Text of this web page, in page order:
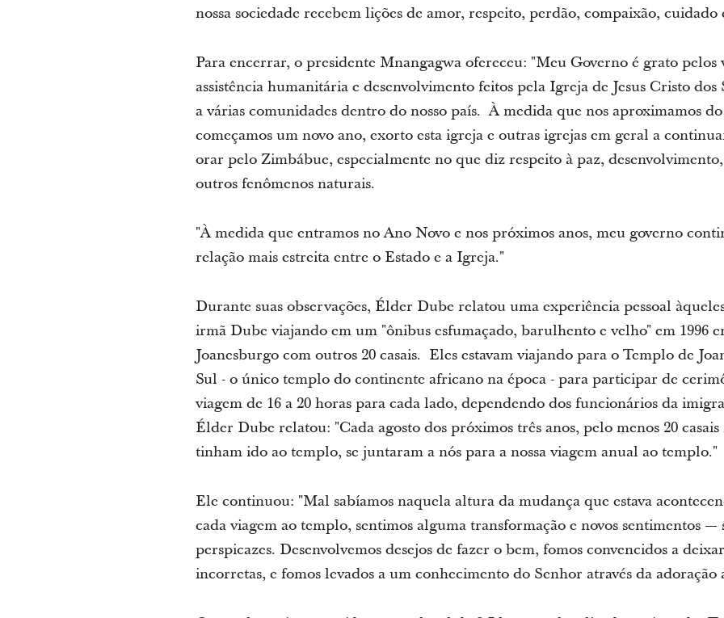
nossa sociedade recebem lições de amor, respeito, perdão, compaixão, cuidado
Para encerrar, o presidente Mnangagwa ofereceu: "Meu Governo é grato pelos
assistência humanitária e desenvolvimento feitos pela Igreja de Jesus Cristo
a várias comunidades dentro do nosso país. À medida que nos aproximamos
começamos um novo ano, exorto esta igreja e outras igrejas em geral a
orar pelo Zimbábue, especialmente no que diz respeito à paz,
outros fenômenos naturais.
"À medida que entramos no Ano Novo e nos próximos anos, meu governo
relação mais estreita entre o Estado e a Igreja."
Durante suas observações, Élder Dube relatou uma experiência pessoal
irmã Dube viajando em um "ônibus esfumaçado, barulhento e velho" em 1996
Joanesburgo com outros 20 casais. Eles estavam viajando para o Templo de
Sul - o único templo do continente africano na época - para participar de
viagem de 16 a 20 horas para cada lado, dependendo dos funcionários da
Élder Dube relatou: "Cada agosto dos próximos três anos, pelo menos 20
tinham ido ao templo, se juntaram a nós para a nossa viagem anual ao templo."
Ele continuou: "Mal sabíamos naquela altura da mudança que estava
cada viagem ao templo, sentimos alguma transformação e novos sentimentos —
perspicazes. Desenvolvemos desejos de fazer o bem, fomos convencidos a
incorretas, e fomos levados a um conhecimento do Senhor através da adoração